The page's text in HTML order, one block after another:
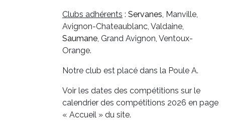
Clubs adhérents : Servanes, Manville,
Avignon-Chateaublanc, Valdaine,
Saumane, Grand Avignon, Ventoux-
Orange.
Notre club est placé dans la Poule A.
Voir les dates des compétitions sur le
calendrier des compétitions 2026 en page
« Accueil » du site.